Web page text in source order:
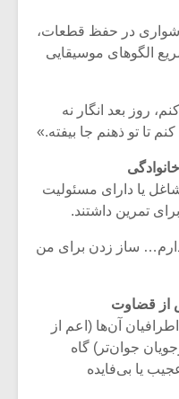
در حفظ قطعات،
الگوهای موسیقایی
روز بعد انگار نه
تا تو ذهنم جا بیفته.»
یا دارای مسئولیت
تمرین داشتند.
دارم… ساز زدن برای من
از قضاوت
آن‌ها (اعم از
جوان‌تر) گاه
یا بی‌فایده
موریس ژار